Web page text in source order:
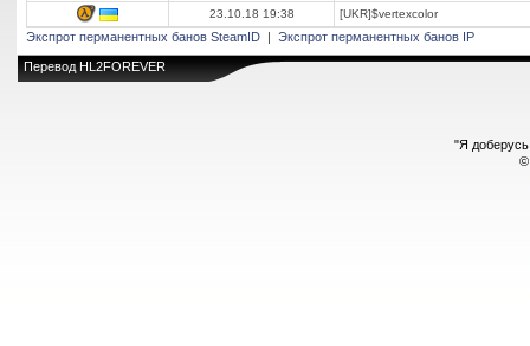
23.10.18 19:38
[UKR]$vertexcolor
Экспрот перманентных банов SteamID | Экспрот перманентных банов IP
Перевод HL2FOREVER
"Я
©